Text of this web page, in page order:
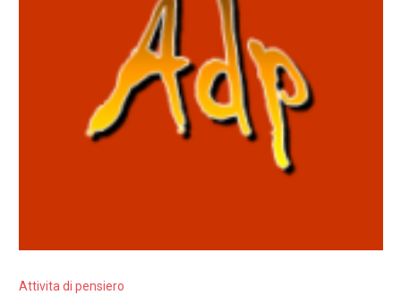
Attivita di pensiero